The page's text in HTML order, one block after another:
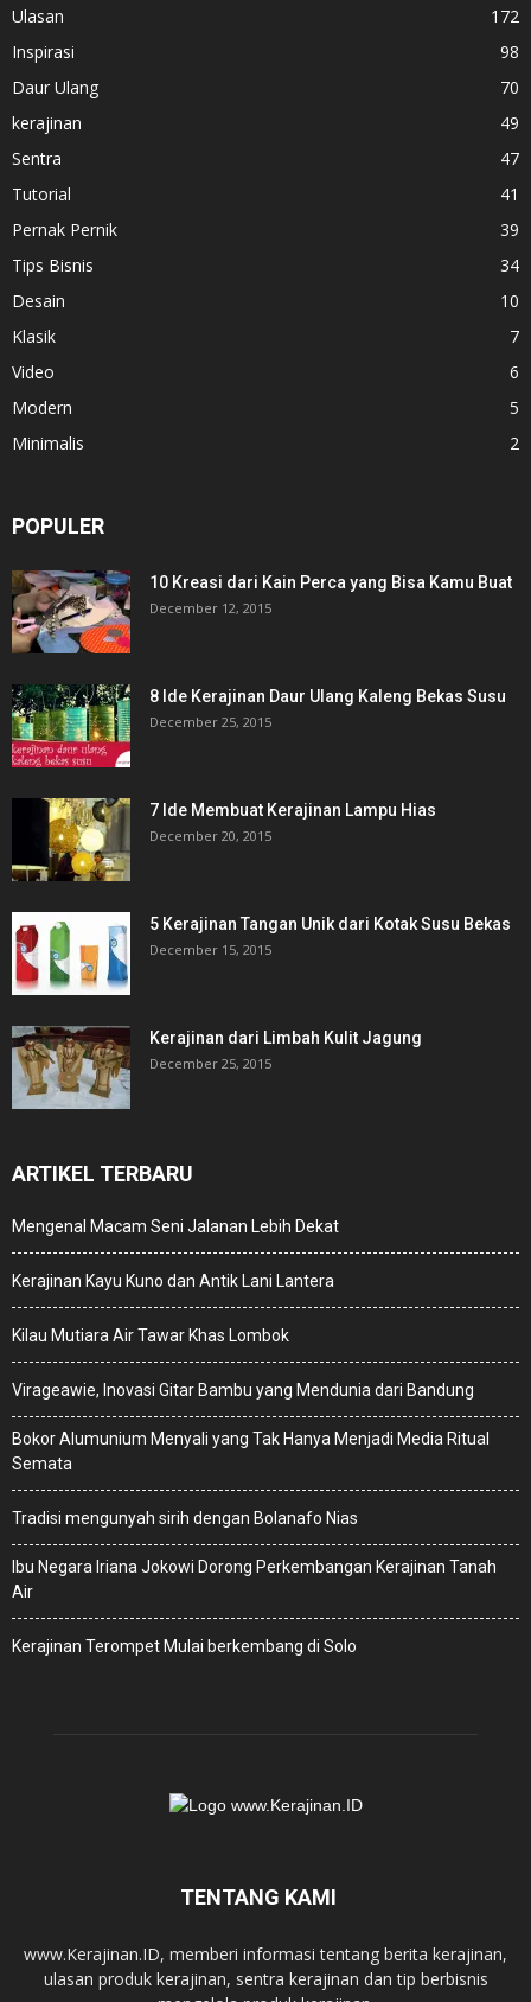
Ulasan
172
Inspirasi
98
Daur Ulang
70
kerajinan
49
Sentra
47
Tutorial
41
Pernak Pernik
39
Tips Bisnis
34
Desain
10
Klasik
7
Video
6
Modern
5
Minimalis
2
POPULER
10 Kreasi dari Kain Perca yang Bisa Kamu Buat
December 12, 2015
8 Ide Kerajinan Daur Ulang Kaleng Bekas Susu
December 25, 2015
7 Ide Membuat Kerajinan Lampu Hias
December 20, 2015
5 Kerajinan Tangan Unik dari Kotak Susu Bekas
December 15, 2015
Kerajinan dari Limbah Kulit Jagung
December 25, 2015
ARTIKEL TERBARU
Mengenal Macam Seni Jalanan Lebih Dekat
Kerajinan Kayu Kuno dan Antik Lani Lantera
Kilau Mutiara Air Tawar Khas Lombok
Virageawie, Inovasi Gitar Bambu yang Mendunia dari Bandung
Bokor Alumunium Menyali yang Tak Hanya Menjadi Media Ritual
Semata
Tradisi mengunyah sirih dengan Bolanafo Nias
Ibu Negara Iriana Jokowi Dorong Perkembangan Kerajinan Tanah
Air
Kerajinan Terompet Mulai berkembang di Solo
TENTANG KAMI
www.Kerajinan.ID, memberi informasi tentang berita kerajinan,
ulasan produk kerajinan, sentra kerajinan dan tip berbisnis